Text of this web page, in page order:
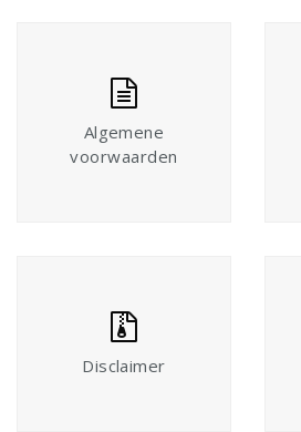
Algemene
voorwaarden
Disclaimer